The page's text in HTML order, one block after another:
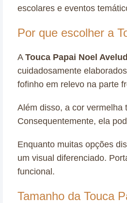
escolares e eventos
Por que escolher a
ATouca Papai Noel
cuidadosamente
fofinho em relevo na parte
Além disso, a cor vermelha
Consequentemente, ela
Enquanto muitas opções
um visual diferenciado.
funcional.
Tamanho da Touca